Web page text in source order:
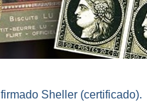
firmado Sheller (certificado).